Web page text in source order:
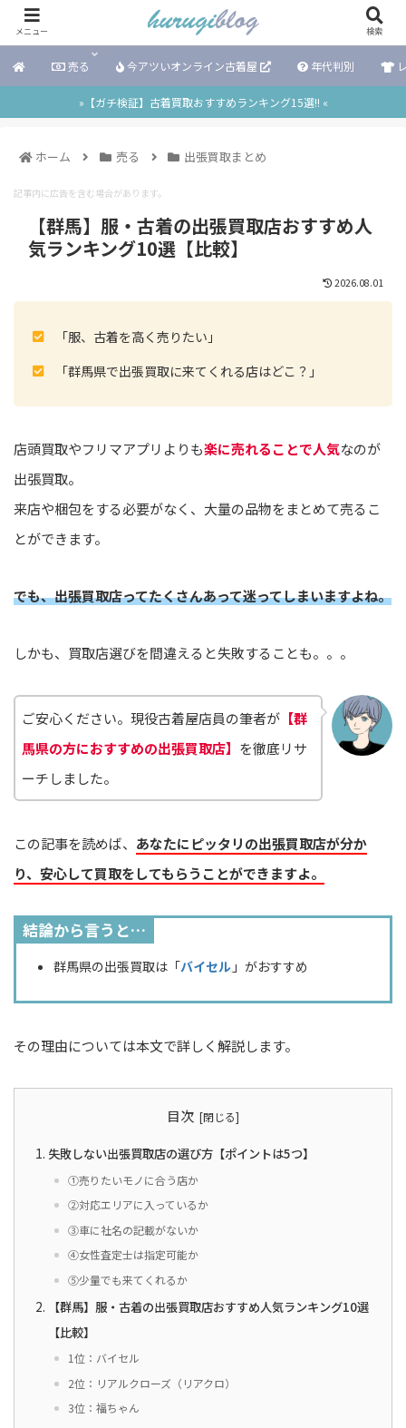
売る 今アツいオンライン古着屋 年代判別
»【ガチ検証】古着買取おすすめランキング15選!! «
ホーム 売る 出張買取まとめ
記事内に広告を含む場合があります。
【群馬】服・古着の出張買取店おすすめ人
気ランキング10選【比較】
2026.08.01
「服、古着を高く売りたい」
「群馬県で出張買取に来てくれる店はどこ？」
店頭買取やフリマアプリよりも楽に売れることで人気なのが
出張買取。
来店や梱包をする必要がなく、大量の品物をまとめて売るこ
とができます。
でも、出張買取店ってたくさんあって迷ってしまいますよね。
しかも、買取店選びを間違えると失敗することも。。。
ご安心ください。現役古着屋店員の筆者が 【群
馬県の方におすすめの出張買取店】 を徹底リサ
ーチしました。
この記事を読めば、 あなたにピッタリの出張買取店が分か
り、安心して買取をしてもらうことができますよ。
結論から言うと…
群馬県の出張買取は「バイセル 」がおすすめ
その理由については本文で詳しく解説します。
目次
失敗しない出張買取店の選び方【ポイントは5つ】
①売りたいモノに合う店か
②対応エリアに入っているか
③車に社名の記載がないか
④女性査定士は指定可能か
⑤少量でも来てくれるか
【群馬】服・古着の出張買取店おすすめ人気ランキング10選
【比較】
1位：バイセル
2位：リアルクローズ（リアクロ）
3位：福ちゃん
メニュー 検索